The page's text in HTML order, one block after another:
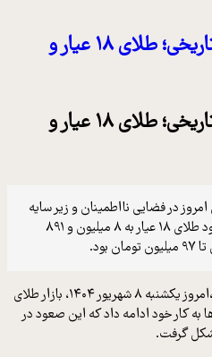
هجوم قیمت‌ها به سقف تاریخی؛ طلای ۱۸ عیار و
هجوم قیمت‌ها به سقف تاریخی؛ طلای ۱۸ عیار و
امروز در فضایی نااطمینان و زیر سایه
سقف‌های جهانی و ارزی، شاهد صعود طلای ۱۸ عیار به ۸ میلیون و ۸۹۱
،امروز یکشنبه ۸ شهریور ۱۴۰۴، بازار طلای
به کار خود ادامه داد که این صعود در
شکل گرفت.